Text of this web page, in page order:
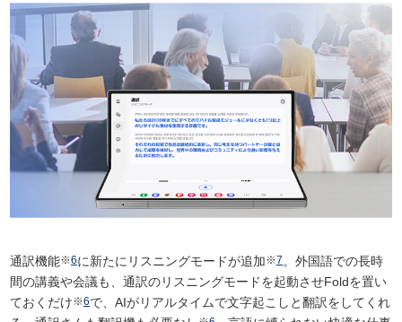
通訳機能※6に新たにリスニングモードが追加※7。外国語での長時
間の講義や会議も、通訳のリスニングモードを起動させFoldを置い
ておくだけ※6で、AIがリアルタイムで文字起こしと翻訳をしてくれ